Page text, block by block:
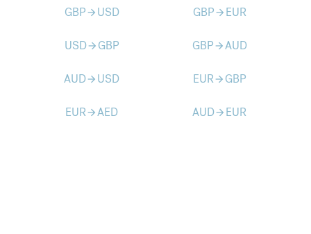
GBParrow_forward USD GBParrow_forward EUR
USDarrow_forward GBP GBParrow_forwardAUD
AUDarrow_forward USD EURarrow_forward GBP
EURarrow_forwardAED AUDarrow_forward EUR